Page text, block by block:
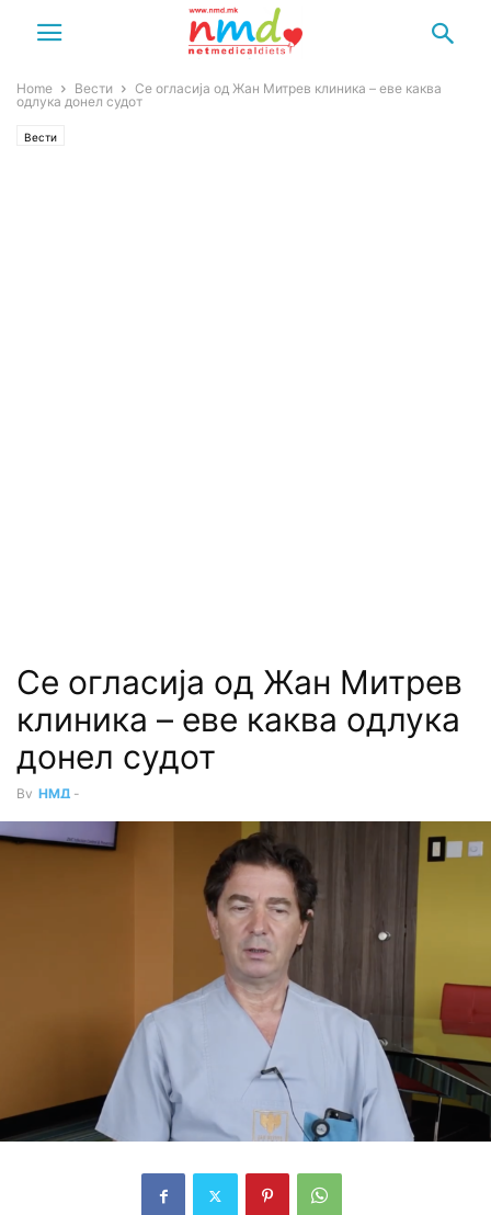
Home Вести
Се огласија од Жан Митpев клиника – еве каква
одлука донел cудот
Вести
Се огласија од Жан Митpев
клиника – еве каква одлука
донел cудот
By НМД -